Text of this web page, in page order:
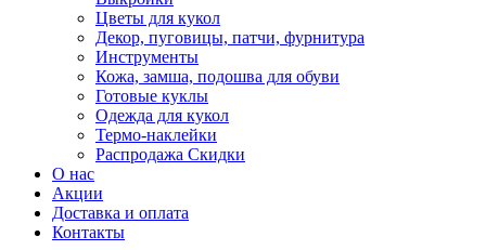
Цветы для кукол
Декор, пуговицы, патчи, фурнитура
Инструменты
Кожа, замша, подошва для обуви
Готовые куклы
Одежда для кукол
Термо-наклейки
Распродажа Скидки
О нас
Акции
Доставка и оплата
Контакты